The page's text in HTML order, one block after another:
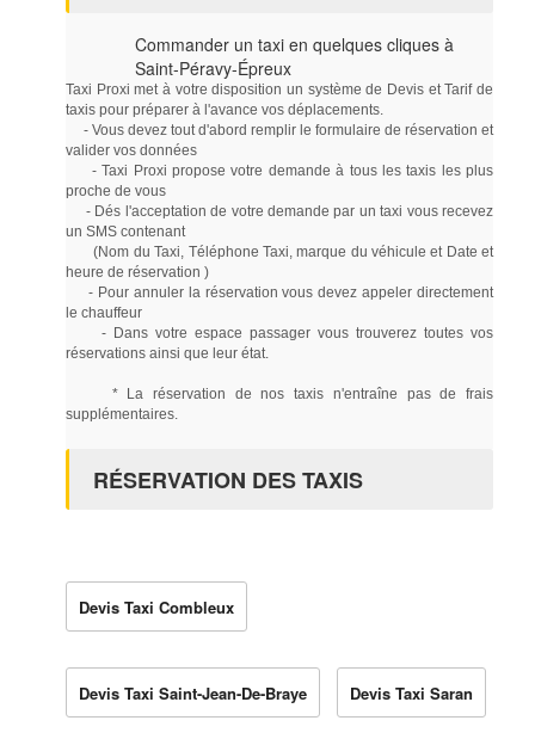
Commander un taxi en quelques cliques à
Saint-Péravy-Épreux
Taxi Proxi met à votre disposition un système de Devis et Tarif de
taxis pour préparer à l'avance vos déplacements.
- Vous devez tout d'abord remplir le formulaire de réservation et
valider vos données
- Taxi Proxi propose votre demande à tous les taxis les plus
proche de vous
- Dés l'acceptation de votre demande par un taxi vous recevez
un SMS contenant
(Nom du Taxi, Téléphone Taxi, marque du véhicule et Date et
heure de réservation )
- Pour annuler la réservation vous devez appeler directement
le chauffeur
- Dans votre espace passager vous trouverez toutes vos
réservations ainsi que leur état.
* La réservation de nos taxis n'entraîne pas de frais
supplémentaires.
RÉSERVATION DES TAXIS
Devis Taxi Combleux
Devis Taxi Saint-Jean-De-Braye Devis Taxi Saran